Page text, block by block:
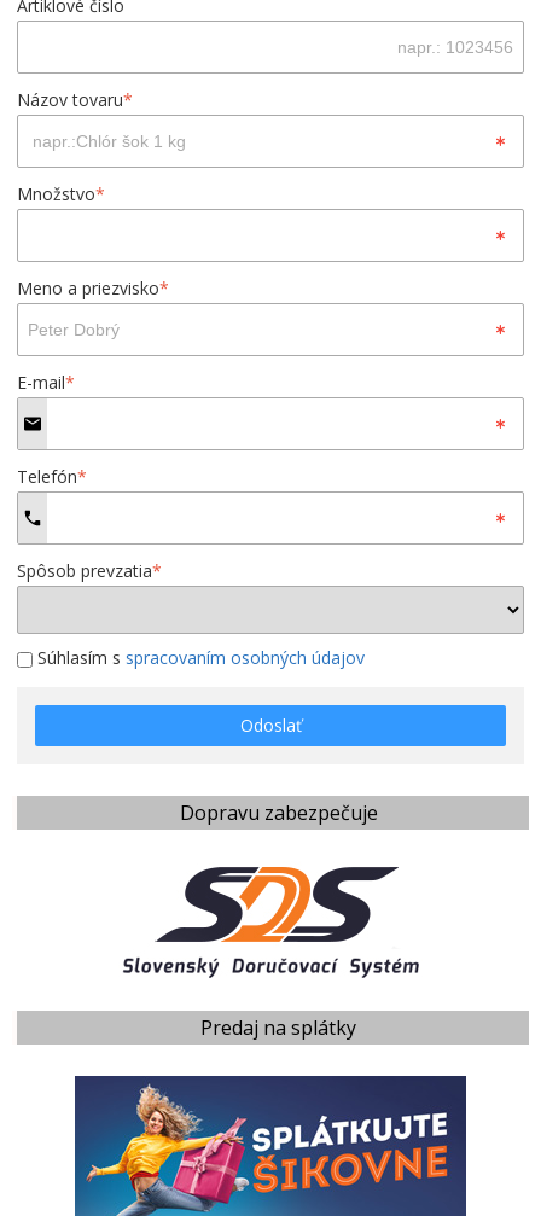
Artiklové číslo
Názov tovaru*
Množstvo*
Meno a priezvisko*
E-mail*
Telefón*
Spôsob prevzatia*
Súhlasím s spracovaním osobných údajov
Odoslať
Dopravu zabezpečuje
Predaj na splátky